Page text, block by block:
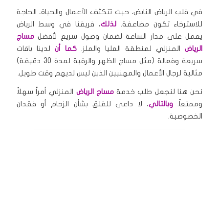
في قلب الرياض النابض، حيث تتكثف الأعمال والحياة، الحاجة
للاسترخاء تكون مضاعفة.لذلك، فريقنا في وسط الرياض
يعمل على مدار الساعة لضمان وصول سريع لأفضلمساج
الرياضالمنزلي لمنطقة العليا والملز.كما أن لدينا باقات
سريعة وفعالة (مثل مساج الظهر والرقبة لمدة 30 دقيقة)
مثالية لرجال الأعمال والمهنيين الذين ليس لديهم وقت طويل.
نحن هنا لنجعل طلب خدمةمساج الرياض المنزلي أمراً سهلاً
وممتعاً. وبالتالي، لا داعي للقلق بشأن الزحام أو فقدان
الخصوصية.